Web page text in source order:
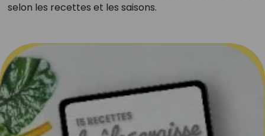
selon les recettes et les saisons.